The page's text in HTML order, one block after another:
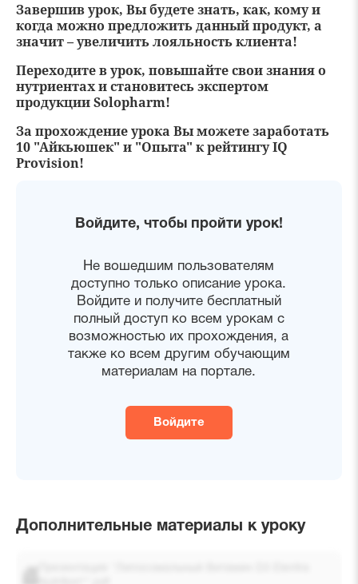
Завершив урок, Вы будете знать, как, кому и
когда можно предложить данный продукт, а
значит – увеличить лояльность клиента!
Переходите в урок, повышайте свои знания о
нутриентах и становитесь экспертом
продукции Solopharm!
За прохождение урока Вы можете заработать
10 "Айкьюшек" и "Опыта" к рейтингу IQ
Provision!
Войдите, чтобы пройти урок!
Не вошедшим пользователям
доступно только описание урока.
Войдите и получите бесплатный
полный доступ ко всем урокам с
возможностью их прохождения, а
также ко всем другим обучающим
материалам на портале.
Войдите
Дополнительные материалы к уроку